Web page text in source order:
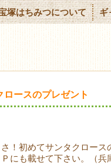
塚はちみつについて ギ
ロースのプレゼント
！初めてサンタクロース
にも載せて下さい。（兵